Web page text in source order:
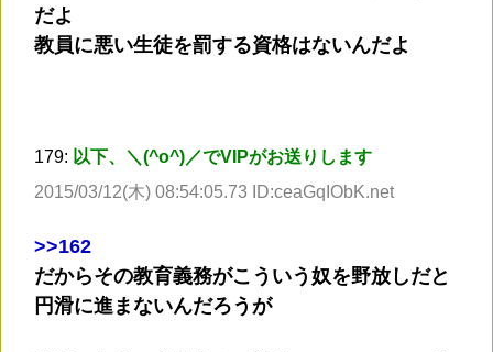
だよ
教員に悪い生徒を罰する資格はないんだよ
179: 以下、＼(^o^)／でVIPがお送りします
2015/03/12(木) 08:54:05.73 ID:ceaGqIObK.net
>>162
だからその教育義務がこういう奴を野放しだと
円滑に進まないんだろうが